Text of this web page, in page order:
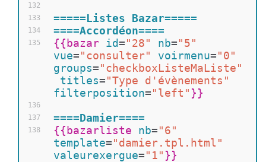
132
133
134
135
136
137
138
=====Listes Bazar=====
====Accordéon====
{{ bazar id="28" nb="5"
vue="consulter" voirmenu="0"
groups="checkboxListeMaListe"
titles="Type d'évènements"
filterposition="left" }}
====Damier====
{{ bazarliste nb="6"
template="damier.tpl.html"
valeurexergue="1" }}